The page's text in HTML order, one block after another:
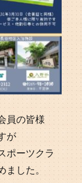
員の皆様
が
ポーツクラ
ました。